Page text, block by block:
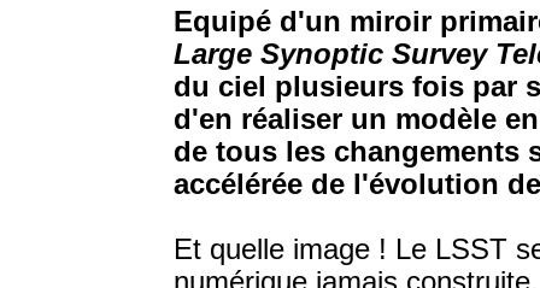
Equipé d'un miroir
Large Synoptic Survey
du ciel plusieurs fois par
d'en réaliser un modèle
de tous les changements
accélérée de l'évolution
Et quelle image ! Le LSST